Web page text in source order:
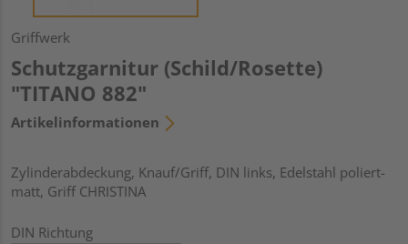
Griffwerk
Schutzgarnitur (Schild/Rosette)
"TITANO 882"
Artikelinformationen
Zylinderabdeckung, Knauf/Griff, DIN links, Edelstahl poliert-
matt, Griff CHRISTINA
DIN Richtung